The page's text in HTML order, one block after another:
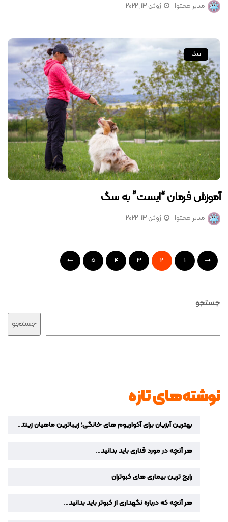
مدیر محتوا ژوئن 13, 2022
سگ
آموزش فرمان “ایست” به سگ
مدیر محتوا ژوئن 13, 2022
1
2
3
4
5
جستجو
جستجو
نوشته‌های تازه
بهترین آبزیان برای آکواریوم‌ های خانگی؛ زیباترین ماهیان زینتی برای دکوراسیون منزل
هر آنچه در مورد قناری باید بدانید…
رایج ترین بیماری های کبوتران
هر آنچه که درباره نگهداری از کبوتر باید بدانید…